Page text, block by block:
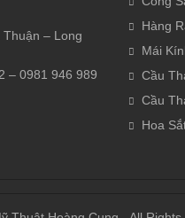
– Long
– 0981 946 989
Hàng
Mái
Cầu
Cầu
Hoa